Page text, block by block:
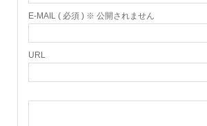
E-MAIL ( 必須 ) ※ 公開されません
URL